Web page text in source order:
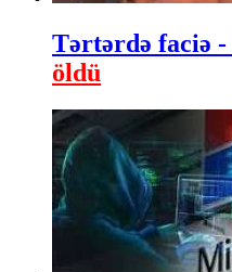
Tərtərdə faciə -
öldü